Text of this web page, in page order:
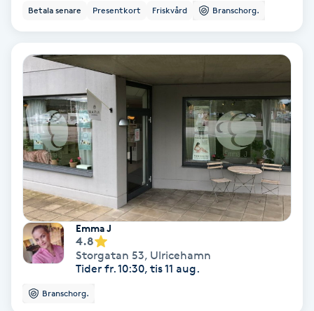
Color correction
Damklippning
Dermapen
Diamantslipning
Enzympeeling
Betala senare Presentkort Friskvård Branschorg.
Emma J
4.8
Storgatan 53, Ulricehamn
Tider fr. 10:30, tis 11 aug.
Branschorg.